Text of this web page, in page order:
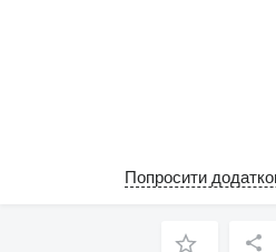
Попросити